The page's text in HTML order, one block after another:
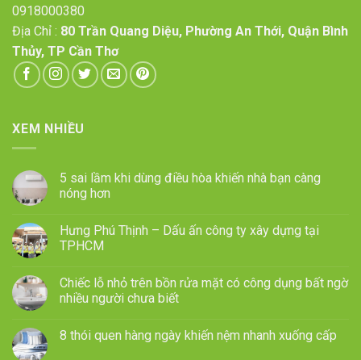
0918000380
Địa Chỉ : 80 Trần Quang Diệu, Phường An Thới, Quận Bình
Thủy, TP Cần Thơ
XEM NHIỀU
5 sai lầm khi dùng điều hòa khiến nhà bạn càng
nóng hơn
Hưng Phú Thịnh – Dấu ấn công ty xây dựng tại
TPHCM
Chiếc lỗ nhỏ trên bồn rửa mặt có công dụng bất ngờ
nhiều người chưa biết
8 thói quen hàng ngày khiến nệm nhanh xuống cấp